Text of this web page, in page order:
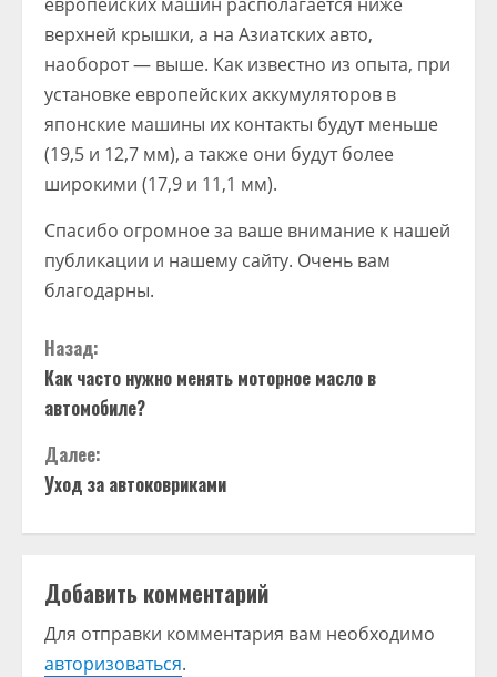
верхней крышки, а на Азиатских авто,
наоборот — выше. Как известно из опыта, при
установке европейских аккумуляторов в
японские машины их контакты будут меньше
(19,5 и 12,7 мм), а также они будут более
широкими (17,9 и 11,1 мм).
Спасибо огромное за ваше внимание к нашей
публикации и нашему сайту. Очень вам
благодарны.
П
р
о
д
о
л
ж
Назад:
Как часто нужно менять моторное масло в
автомобиле?
Далее:
Уход за автоковриками
Добавить комментарий
Для отправки комментария вам необходимо
авторизоваться.